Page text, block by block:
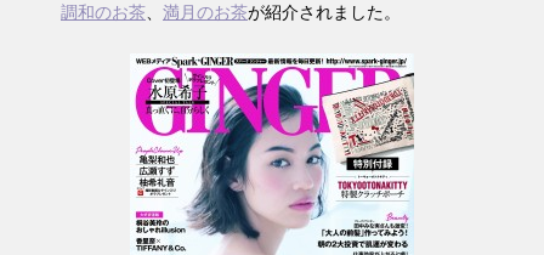
調和のお茶、 満月のお茶が紹介されました。